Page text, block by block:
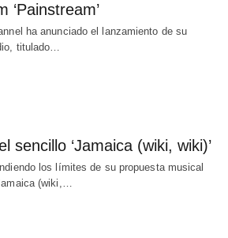
‘Painstream’
ha anunciado el lanzamiento de su
titulado…
sencillo ‘Jamaica (wiki, wiki)’
los límites de su propuesta musical
(wiki,…